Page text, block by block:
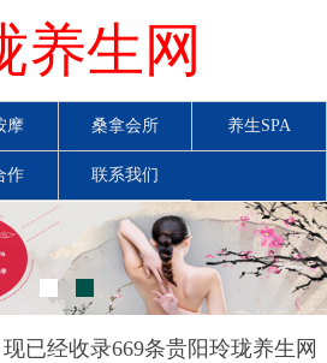
养生网
摩 桑拿会所 养生SPA
作 联系我们
已经收录669条贵阳玲珑养生网